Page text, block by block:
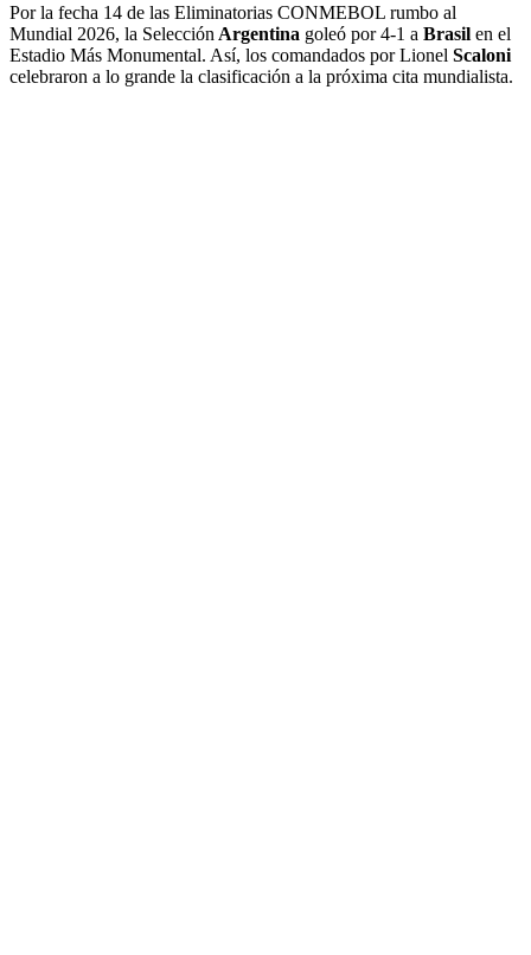
Por la fecha 14 de las Eliminatorias CONMEBOL rumbo al
Mundial 2026, la Selección Argentina goleó por 4-1 a Brasil en el
Estadio Más Monumental. Así, los comandados por Lionel Scaloni
celebraron a lo grande la clasificación a la próxima cita mundialista.